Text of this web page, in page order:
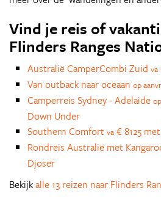
Vind je reis of
Flinders Ranges
Australië CamperCombi Zuid va
Van outback naar oceaan op
Camperreis Sydney - Adelaide
Down Under
Southern Comfort va € 8125
Rondreis Australië met
Djoser
Bekijkalle 13 reizen naar Flinders